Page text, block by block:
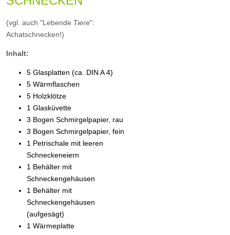
(vgl. auch "Lebende Tiere":
Achatschnecken!)
Inhalt:
5 Glasplatten (ca. DIN A 4)
5 Wärmflaschen
5 Holzklötze
1 Glasküvette
3 Bogen Schmirgelpapier, rau
3 Bogen Schmirgelpapier, fein
1 Petrischale mit leeren
Schneckeneiern
1 Behälter mit
Schneckengehäusen
1 Behälter mit
Schneckengehäusen
(aufgesägt)
1 Wärmeplatte